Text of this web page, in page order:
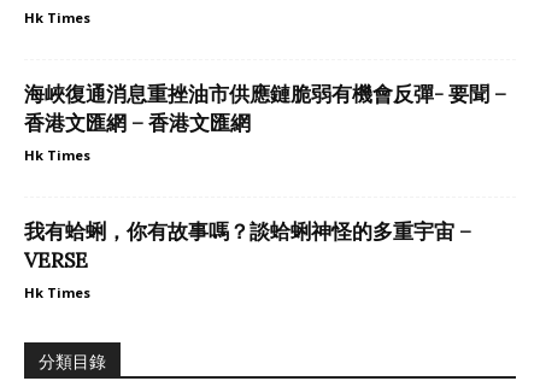
Hk Times
海峽復通消息重挫油市供應鏈脆弱有機會反彈- 要聞 –
香港文匯網 – 香港文匯網
Hk Times
我有蛤蜊，你有故事嗎？談蛤蜊神怪的多重宇宙 –
VERSE
Hk Times
分類目錄